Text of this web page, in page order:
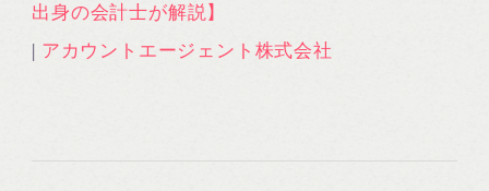
出身の会計士が解説】
| アカウントエージェント株式会社